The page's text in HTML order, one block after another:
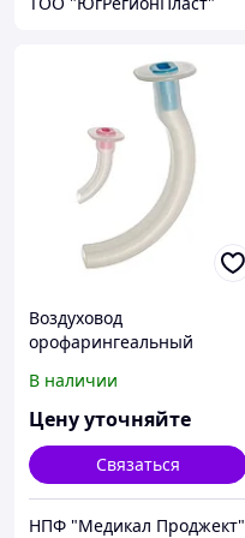
Воздуховод
орофарингеальный
3
В наличии
Цену уточняйте
Связаться
НПФ "Медикал Проджект"